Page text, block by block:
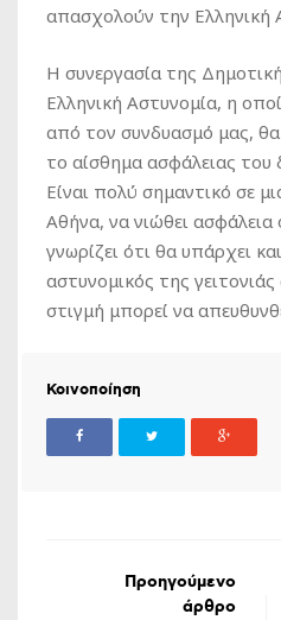
απασχολούν την Ελληνική
Η συνεργασία της
Ελληνική Αστυνομία, η
από τον συνδυασμό μας,
το αίσθημα ασφάλειας
Είναι πολύ σημαντικό σε
Αθήνα, να νιώθει
γνωρίζει ότι θα υπάρχει
αστυνομικός της
στιγμή μπορεί να
Κοινοποίηση
Προηγούμενο
άρθρο